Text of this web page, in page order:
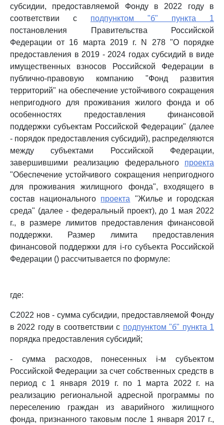
субсидии, предоставляемой Фонду в 2022 году в
соответствии с подпунктом "б" пункта 1
постановления Правительства Российской
Федерации от 16 марта 2019 г. N 278 "О порядке
предоставления в 2019 - 2024 годах субсидий в виде
имущественных взносов Российской Федерации в
публично-правовую компанию "Фонд развития
территорий" на обеспечение устойчивого сокращения
непригодного для проживания жилого фонда и об
особенностях предоставления финансовой
поддержки субъектам Российской Федерации" (далее
- порядок предоставления субсидий), распределяются
между субъектами Российской Федерации,
завершившими реализацию федерального проекта
"Обеспечение устойчивого сокращения непригодного
для проживания жилищного фонда", входящего в
состав национального проекта "Жилье и городская
среда" (далее - федеральный проект), до 1 мая 2022
г., в размере лимитов предоставления финансовой
поддержки. Размер лимита предоставления
финансовой поддержки для i-го субъекта Российской
Федерации () рассчитывается по формуле:
где:
С2022 нов - сумма субсидии, предоставляемой Фонду
в 2022 году в соответствии с подпунктом "б" пункта 1
порядка предоставления субсидий;
- сумма расходов, понесенных i-м субъектом
Российской Федерации за счет собственных средств в
период с 1 января 2019 г. по 1 марта 2022 г. на
реализацию региональной адресной программы по
переселению граждан из аварийного жилищного
фонда, признанного таковым после 1 января 2017 г.,